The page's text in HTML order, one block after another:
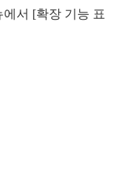
서 [확장 기능 표